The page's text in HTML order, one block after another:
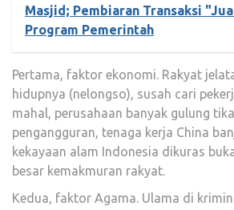
Masjid; Pembiaran Transaksi
Program Pemerintah
Pertama, faktor ekonomi. Rakyat
hidupnya (nelongso), susah cari
mahal, perusahaan banyak gulung
pengangguran, tenaga kerja China
kekayaan alam Indonesia dikuras
besar kemakmuran rakyat.
Kedua, faktor Agama. Ulama di